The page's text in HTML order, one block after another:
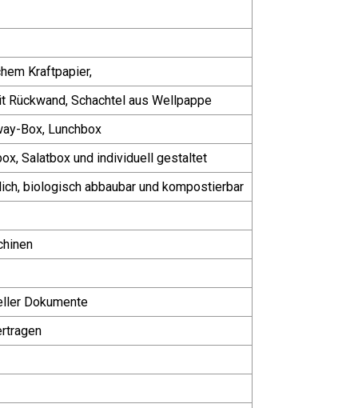
Kraftpapier,
Schachtel aus Wellpappe
Box, Lunchbox
Salatbox und individuell gestaltet
biologisch abbaubar und kompostierbar
Dokumente